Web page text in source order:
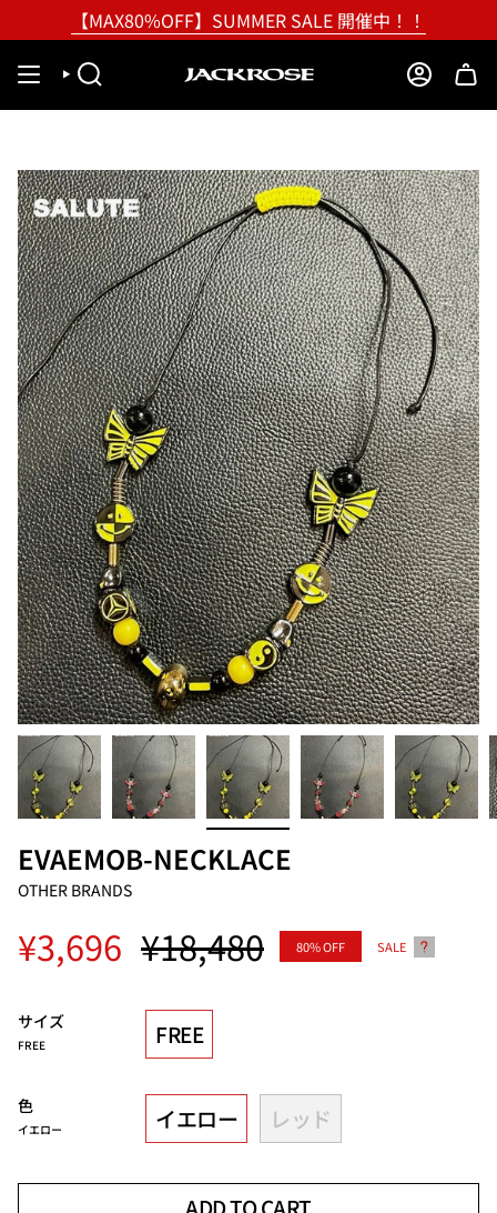
【MAX80%OFF】SUMMER SALE 開催中！！
SEARCH ACCOUNT
EVAEMOB-NECKLACE
OTHER BRANDS
¥3,696 Regular
¥18,480 80%OFF SALE
サイズ
FREE FREE
色
イエロー イエロー レッド
ADD TO CART